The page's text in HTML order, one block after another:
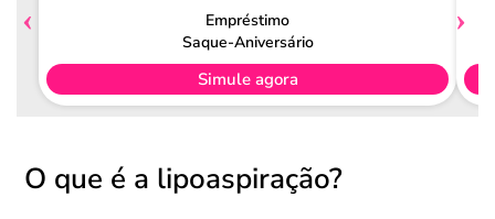
Empréstimo
Saque-Aniversário
Simule agora
O que é a lipoaspiração?